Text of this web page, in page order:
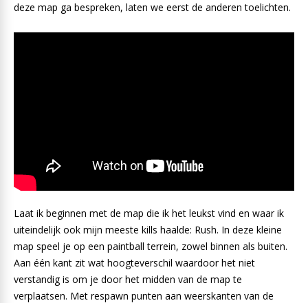
deze map ga bespreken, laten we eerst de anderen toelichten.
Laat ik beginnen met de map die ik het leukst vind en waar ik
uiteindelijk ook mijn meeste kills haalde: Rush. In deze kleine
map speel je op een paintball terrein, zowel binnen als buiten.
Aan één kant zit wat hoogteverschil waardoor het niet
verstandig is om je door het midden van de map te
verplaatsen. Met respawn punten aan weerskanten van de